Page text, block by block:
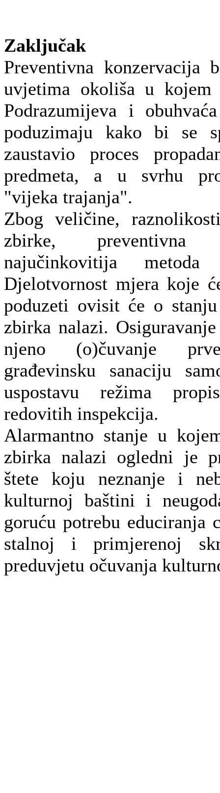
Zaključak
Preventivna konzervacija
uvjetima okoliša u kojem
Podrazumijeva i
poduzimaju kako bi se
zaustavio proces
predmeta, a u svrhu
"vijeka trajanja".
Zbog veličine,
zbirke, preventivna
najučinkovitija metoda
Djelotvornost mjera koje
poduzeti ovisit će o
zbirka nalazi.
njeno (o)čuvanje
građevinsku sanaciju
uspostavu režima
redovitih inspekcija.
Alarmantno stanje u
zbirka nalazi ogledni je
štete koju neznanje i
kulturnoj baštini i
goruću potrebu educiranja
stalnoj i primjerenoj
preduvjetu očuvanja